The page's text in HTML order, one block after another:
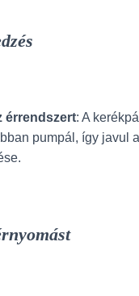
érrendszert: A
pumpál, így javul